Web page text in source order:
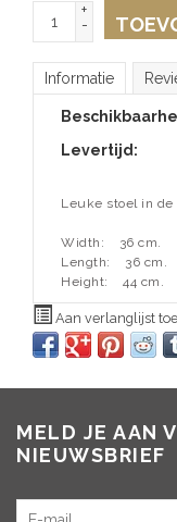
+
-
Informatie
Levertijd:
Leuke stoel in
Width:
36 cm.
Length:
36 cm.
Height:
44 cm.
Aan verlanglijst
MELD JE AAN
NIEUWSBRIEF